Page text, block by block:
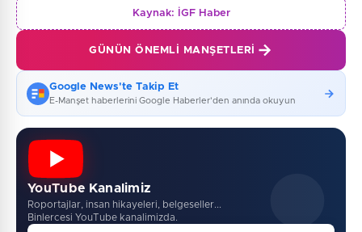
Kaynak: İGF Haber
GÜNÜN ÖNEMLI MANŞETLERI
Google News'te Takip Et
E-Manşet haberlerini Google Haberler'den anında okuyun
YouTube Kanalimiz
Roportajlar, insan hikayeleri, belgeseller...
Binlercesi YouTube kanalimizda.